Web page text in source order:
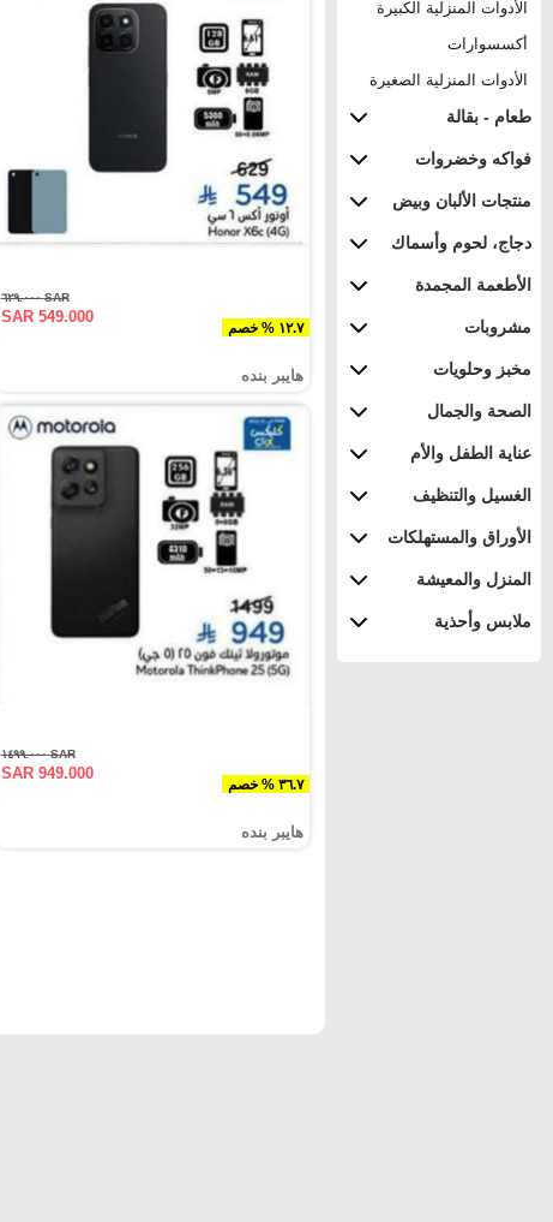
الأدوات المنزلية الكبيرة
أكسسوارات
الأدوات المنزلية الصغيرة
طعام - بقالة
فواكه وخضروات
منتجات الألبان وبيض
دجاج، لحوم وأسماك
الأطعمة المجمدة
مشروبات
مخبز وحلويات
الصحة والجمال
عناية الطفل والأم
الغسيل والتنظيف
الأوراق والمستهلكات
المنزل والمعيشة
ملابس وأحذية
١٢.٧ % خصم
SAR ٦٢٩.٠٠٠
SAR 549.000
هايبر بنده
٣٦.٧ % خصم
SAR ١٤٩٩.٠٠٠
SAR 949.000
هايبر بنده